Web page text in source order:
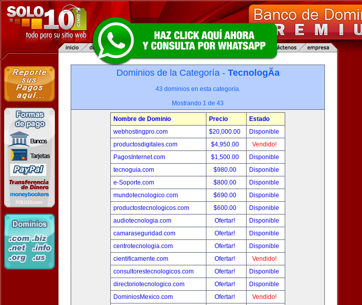
Dominios de la Categoría - TecnologÃ­a
43 dominios en esta categoría.
Mostrando 1 de 43
Nombre de Dominio Precio
Estado
webhostingpro.com
$20,000.00
Disponible
productosdigitales.com
$4,950.00
Vendido!
PagosInternet.com
$1,500.00
Disponible
tecnoguia.com
$980.00
Disponible
e-Soporte.com
$800.00
Disponible
mundotecnologico.com
$690.00
Disponible
productostecnologicos.com
$600.00
Disponible
audiotecnologia.com
Ofertar!
Disponible
camaraseguridad.com
Ofertar!
Disponible
centrotecnologia.com
Ofertar!
Disponible
cientificamente.com
Ofertar!
Vendido!
consultorestecnologicos.com
Ofertar!
Disponible
directoriotecnologico.com
Ofertar!
Disponible
DominiosMexico.com
Ofertar!
Vendido!